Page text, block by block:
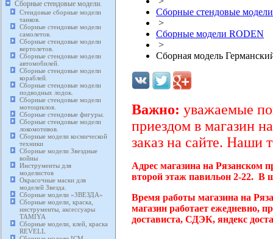
Сборные стендовые модели.
Стендовые сборные модели
танков.
Сборные стендовые модели
самолетов.
Сборные стендовые модели
вертолетов.
Сборные стендовые модели
автомобилей.
Сборные стендовые модели
кораблей.
Сборные стендовые модели
подводных лодок.
Сборные стендовые модели
мотоциклов.
Сборные стендовые фигуры.
Сборные стендовые модели
локомотивов.
Сборные модели космической
техники
Сборные модели Звездные
войны
Инструменты для
моделистов
Окрасочные маски для
моделей Звезда.
Сборные модели «ЗВЕЗДА»
Сборные модели, краска,
инструменты, аксессуары
TAMIYA
Сборные модели, клей, краска
REVELL
Сборные стендовые
>
Сборные модели RODEN
>
Сборная модель
Важно: уважаемые
приездом в магазин
заказ на сайте. Наши
Адрес магазина на Рязанском
второй этаж павильон 2-22. В
Время работы магазина на
магазин работает ежедневно,
достависта, СДЭК, яндекс